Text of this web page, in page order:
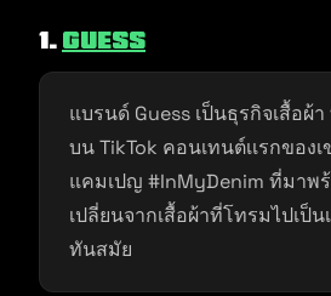
1. Guess
แบรนด์ Guess เป็นธุรกิจเสื้อผ้
บน TikTok คอนเทนต์เเรกขอ
แคมเปญ #InMyDenim ที่มาพ
เปลี่ยนจากเสื้อผ้าที่โทรมไปเป็น
ทันสมัย